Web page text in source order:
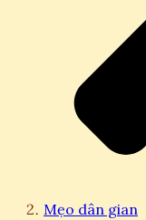
Mẹo dân gian